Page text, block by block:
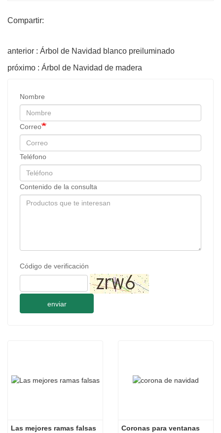
Compartir:
anterior : Árbol de Navidad blanco preiluminado
próximo : Árbol de Navidad de madera
Nombre
Correo
Teléfono
Contenido de la consulta
Código de verificación
enviar
Las mejores ramas falsas Coronas para ventanas